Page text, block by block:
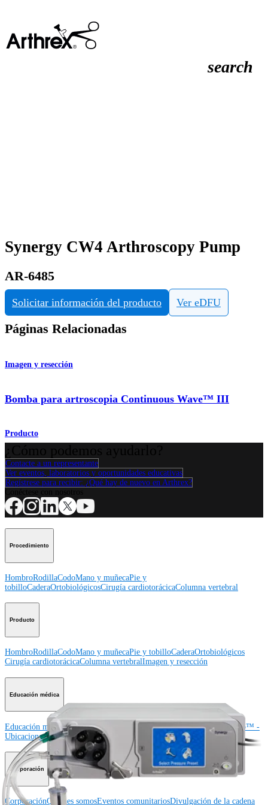
search
Synergy CW4 Arthroscopy Pump
AR-6485
Solicitar información del producto Ver eDFU
Páginas Relacionadas
Imagen y resección
Bomba para artroscopia Continuous Wave™ III
Producto
Contacte a un representante
Ver eventos, laboratorios y oportunidades educativas
Regístrese para recibir: ¿Qué hay de nuevo en Arthrex?
Procedimiento
HombroRodillaCodoMano y muñecaPie y
tobilloCaderaOrtobiológicosCirugía cardiotorácicaColumna vertebral
Producto
HombroRodillaCodoMano y muñecaPie y tobilloCaderaOrtobiológicos
Cirugía cardiotorácicaColumna vertebralImagen y resección
Educación médica
Educación médicaDescripción de cursos Calendario de cursos
ArthroLab™ -
UbicacionesNuestro departamento de educación médicaOrthoPedia
Corporación
CorporaciónQuiénes somosEventos comunitariosDivulgación de la cadena